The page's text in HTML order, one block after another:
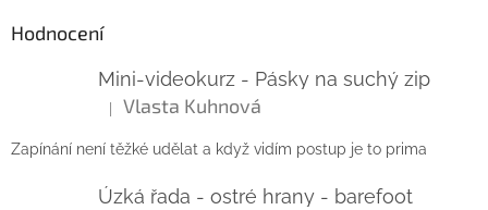
Hodnocení
Mini-videokurz - Pásky na suchý zip
Hodnocení produktu je 5 z 5 hvězdiček.
| Vlasta Kuhnová
Zapínání není těžké udělat a když vidím postup je to prima
Úzká řada - ostré hrany - barefoot